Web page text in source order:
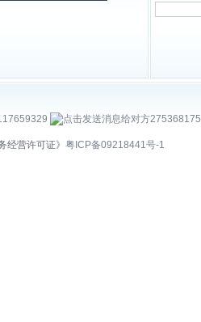
275368175
经营许可证》 粤ICP备09218441号-1